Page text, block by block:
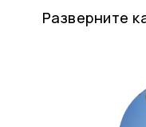
Разверните